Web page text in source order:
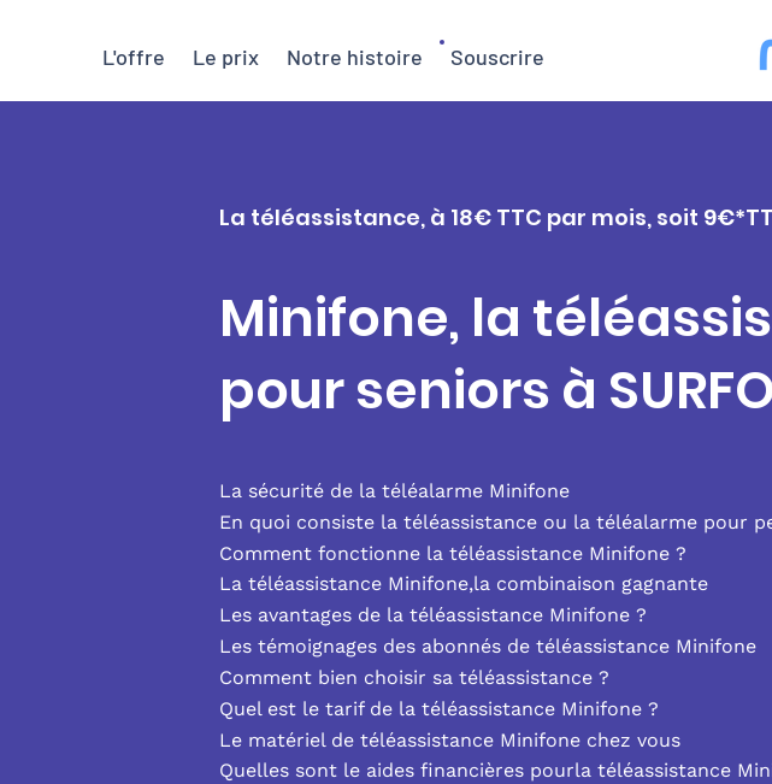
L'offre Le prix Notre histoire Souscrire
La téléassistance, à 18€ TTC par mois, soit
Minifone, la
pour seniors à
La sécurité de la téléalarme Minifone
En quoi consiste la téléassistance ou la téléalarme pour
Comment fonctionne la téléassistance Minifone ?
La téléassistance Minifone,la combinaison gagnante
Les avantages de la téléassistance Minifone ?
Les témoignages des abonnés de téléassistance Minifone
Comment bien choisir sa téléassistance ?
Quel est le tarif de la téléassistance Minifone ?
Le matériel de téléassistance Minifone chez vous
Quelles sont le aides financières pourla téléassistance